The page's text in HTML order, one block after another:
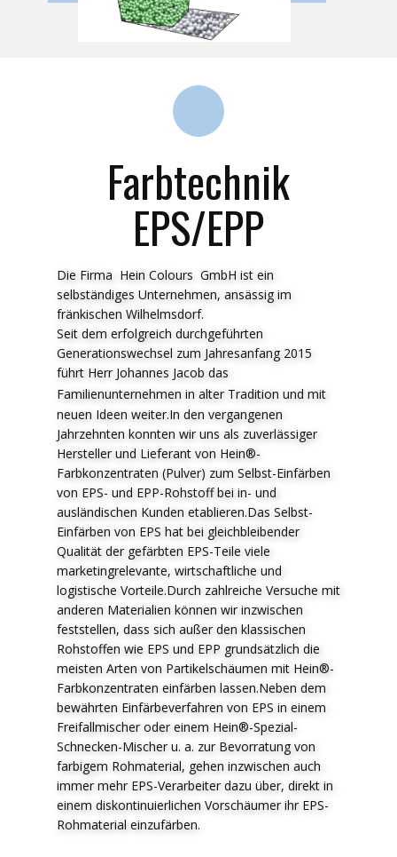
Farbtechnik
EPS/EPP
Die Firma Hein Colours GmbH ist ein
selbständiges Unternehmen, ansässig im
fränkischen Wilhelmsdorf.
Seit dem erfolgreich durchgeführten
Generationswechsel zum Jahresanfang 2015
führt Herr Johannes Jacob das
Familienunternehmen in alter Tradition und mit
neuen Ideen weiter.In den vergangenen
Jahrzehnten konnten wir uns als zuverlässiger
Hersteller und Lieferant von Hein®-
Farbkonzentraten (Pulver) zum Selbst-Einfärben
von EPS- und EPP-Rohstoff bei in- und
ausländischen Kunden etablieren.Das Selbst-
Einfärben von EPS hat bei gleichbleibender
Qualität der gefärbten EPS-Teile viele
marketingrelevante, wirtschaftliche und
logistische Vorteile.Durch zahlreiche Versuche mit
anderen Materialien können wir inzwischen
feststellen, dass sich außer den klassischen
Rohstoffen wie EPS und EPP grundsätzlich die
meisten Arten von Partikelschäumen mit Hein®-
Farbkonzentraten einfärben lassen.Neben dem
bewährten Einfärbeverfahren von EPS in einem
Freifallmischer oder einem Hein®-Spezial-
Schnecken-Mischer u. a. zur Bevorratung von
farbigem Rohmaterial, gehen inzwischen auch
immer mehr EPS-Verarbeiter dazu über, direkt in
einem diskontinuierlichen Vorschäumer ihr EPS-
Rohmaterial einzufärben.